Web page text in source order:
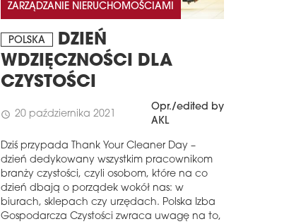
ZARZĄDZANIE NIERUCHOMOŚCIAMI
POLSKA
DZIEŃ
WDZIĘCZNOŚCI DLA
CZYSTOŚCI
schedule 20 października 2021
Opr./edited by
AKL
Dziś przypada Thank Your Cleaner Day –
dzień dedykowany wszystkim pracownikom
branży czystości, czyli osobom, które na co
dzień dbają o porządek wokół nas: w
biurach, sklepach czy urzędach. Polska Izba
Gospodarcza Czystości zwraca uwagę na to,